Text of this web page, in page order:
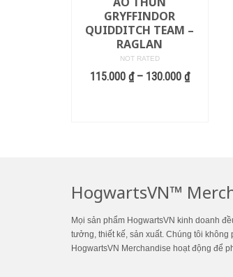
GRYFFINDOR
QUIDDITCH TEAM –
RAGLAN
NOT RATED
115.000 ₫– 130.000 ₫
HogwartsVN™
Mọi sản phẩm HogwartsVN kinh doanh
tưởng, thiết kế, sản xuất. Chúng tôi
HogwartsVN Merchandise hoạt động để